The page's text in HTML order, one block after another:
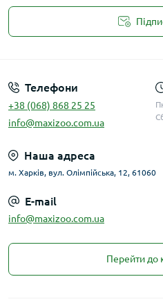
Телефони
+38 (068) 868 25 25
info@maxizoo.com.ua
Наша адреса
м. Харків, вул. Олімпійська, 12, 61060
E-mail
info@maxizoo.com.ua
Перейти до